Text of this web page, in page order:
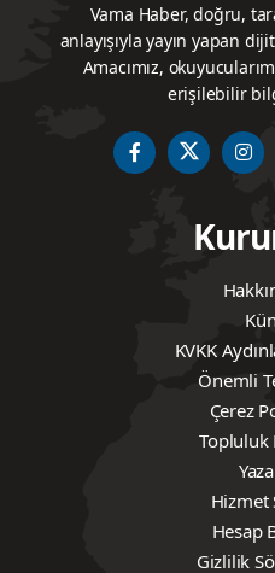
Vama Haber, doğru,
anlayışıyla yayın yapan
Amacımız,
erişilebilir
KVKK
Önemli
Çerez
Topluluk
Hizmet
Hesap
Gizlilik